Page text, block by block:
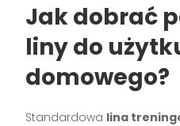
Jak dobrać
liny do
domowego?
Standardowa lina